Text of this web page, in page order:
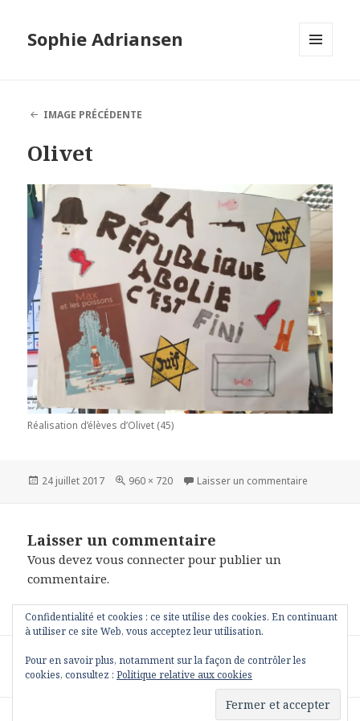
Sophie Adriansen
IMAGE PRÉCÉDENTE
Olivet
Réalisation d’élèves d’Olivet (45)
Publié
24 juillet 2017
Taille
960 × 720 Laisser un commentaire
Laisser un commentaire
Vous devezvous connecter pour publier un
commentaire.
l’article
PUBLIÉ DANS
Max et les poissons
Confidentialité et cookies : ce site utilise des cookies. En continuant
à utiliser ce site Web, vous acceptez leur utilisation.
Pour en savoir plus, notamment sur la façon de contrôler les
cookies, consultez : Politique relative aux cookies